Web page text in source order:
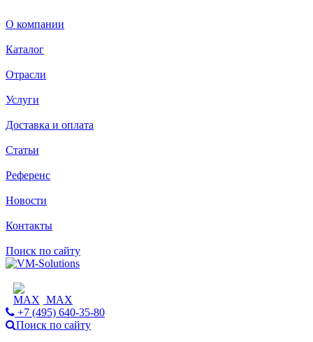
О компании
Каталог
Отрасли
Услуги
Доставка и оплата
Статьи
Референс
Новости
Контакты
Поиск по сайту
MAX
+7 (495) 640-35-80
Поиск по сайту